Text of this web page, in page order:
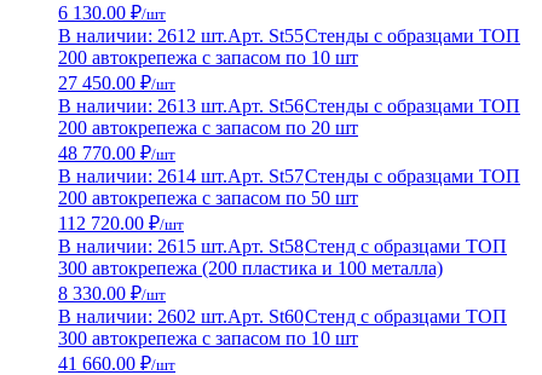
6 130.00 ₽/шт
В наличии: 2612 шт.Арт. St55Стенды с образцами ТОП
200 автокрепежа с запасом по 10 шт
27 450.00 ₽/шт
В наличии: 2613 шт.Арт. St56Стенды с образцами ТОП
200 автокрепежа с запасом по 20 шт
48 770.00 ₽/шт
В наличии: 2614 шт.Арт. St57Стенды с образцами ТОП
200 автокрепежа с запасом по 50 шт
112 720.00 ₽/шт
В наличии: 2615 шт.Арт. St58Стенд с образцами ТОП
300 автокрепежа (200 пластика и 100 металла)
8 330.00 ₽/шт
В наличии: 2602 шт.Арт. St60Стенд с образцами ТОП
300 автокрепежа с запасом по 10 шт
41 660.00 ₽/шт